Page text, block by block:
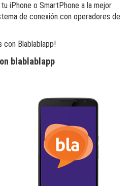
iPhone o SmartPhone a la mejor
de conexión con operadores de
Blablablapp!
blablablapp